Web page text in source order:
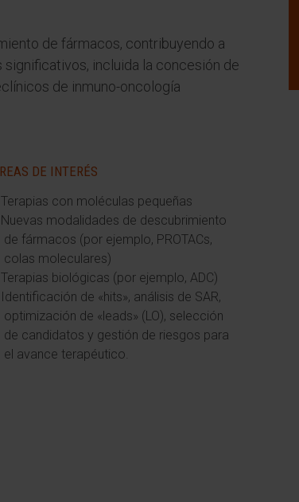
de fármacos, contribuyendo a
incluida la concesión de
de inmuno-oncología
DE INTERÉS
Terapias con moléculas pequeñas
Nuevas modalidades de descubrimiento
de fármacos (por ejemplo, PROTACs,
colas moleculares)
Terapias biológicas (por ejemplo, ADC)
Identificación de «hits», análisis de SAR,
optimización de «leads» (LO), selección
de candidatos y gestión de riesgos para
el avance terapéutico.